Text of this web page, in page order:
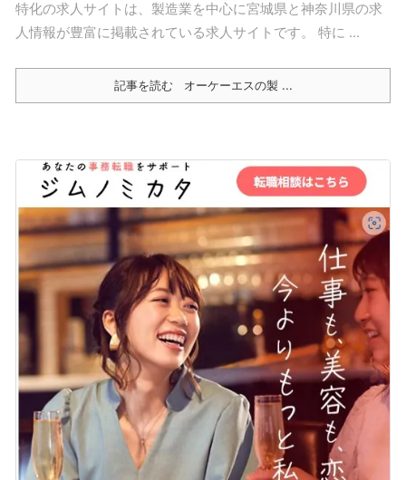
特化の求人サイトは、製造業を中心に宮城県と神奈川県の求
人情報が豊富に掲載されている求人サイトです。 特に ...
記事を読む オーケーエスの製 ...